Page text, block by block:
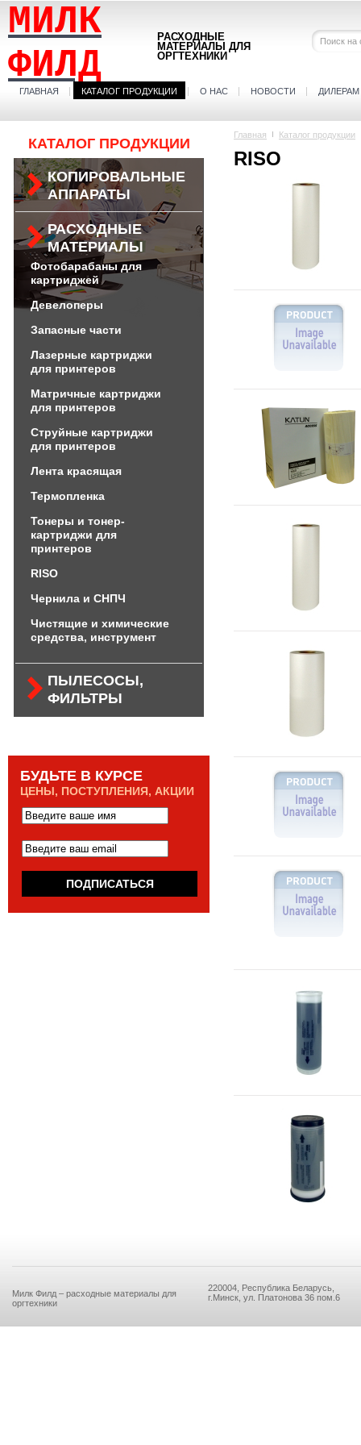
МИЛК
ФИЛД
РАСХОДНЫЕ
МАТЕРИАЛЫ ДЛЯ
ОРГТЕХНИКИ
ГЛАВНАЯ КАТАЛОГ ПРОДУКЦИИ О НАС НОВОСТИ ДИЛЕРАМ
КАТАЛОГ ПРОДУКЦИИ
КОПИРОВАЛЬНЫЕ
АППАРАТЫ
РАСХОДНЫЕ
МАТЕРИАЛЫ
Фотобарабаны для
картриджей
Девелоперы
Запасные части
Лазерные картриджи
для принтеров
Матричные картриджи
для принтеров
Струйные картриджи
для принтеров
Лента красящая
Термопленка
Тонеры и тонер-
картриджи для
принтеров
RISO
Чернила и СНПЧ
Чистящие и химические
средства, инструмент
ПЫЛЕСОСЫ,
ФИЛЬТРЫ
БУДЬТЕ В КУРСЕ
ЦЕНЫ, ПОСТУПЛЕНИЯ, АКЦИИ
Главная Каталог продукции
RISO
Милк Филд – расходные материалы для
оргтехники
220004, Республика Беларусь,
г.Минск, ул. Платонова 36 пом.6